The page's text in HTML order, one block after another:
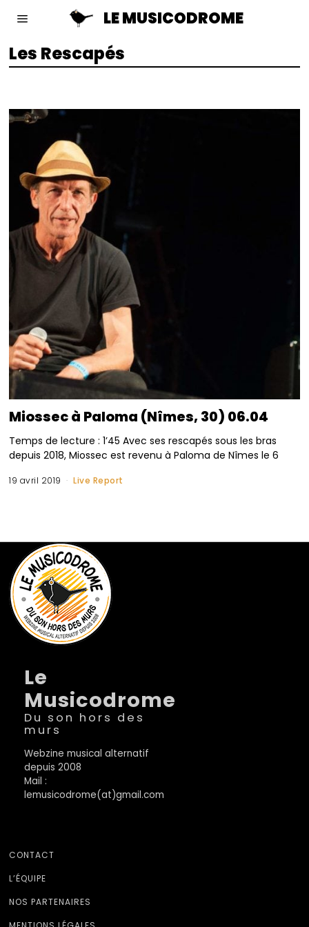
LE MUSICODROME
Les Rescapés
Miossec à Paloma (Nîmes, 30) 06.04
Temps de lecture : 1’45 Avec ses rescapés sous les bras
depuis 2018, Miossec est revenu à Paloma de Nîmes le 6
19 avril 2019 Live Report
Le
Musicodrome
Du son hors des
murs
Webzine musical alternatif
depuis 2008
Mail :
lemusicodrome(at)gmail.com
CONTACT
L’ÉQUIPE
NOS PARTENAIRES